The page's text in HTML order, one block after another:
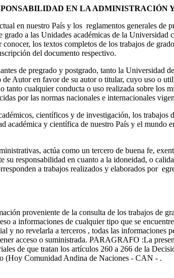
EN LA ADMINISTRACIÓN
en nuestro País y los reglamentos generales
a las Unidades académicas de la
los textos completos de los trabajos de
del documento respectivo.
de pregrado y postgrado, tanto la Universidad
Autor en favor de su autor o titular, cuyo uso o
cualquier conducta o uso realizada sobre los
por las normas nacionales e internacionales
científicos y de investigación, los trabajos
académica y científica de nuestro País y el
actúa como un tercero de buena fe,
responsabilidad en cuanto a la idoneidad, o
a trabajos realizados y elaborados por
proveniente de la consulta de los trabajos de
a informaciones de cualquier tipo que se
y no revelarla a terceros , todas las informaciones
acceso o suministrada. PARAGRAFO :La
de que tratan los artículos 260 a 266 de la
(Hoy Comunidad Andina de Naciones - CAN - .